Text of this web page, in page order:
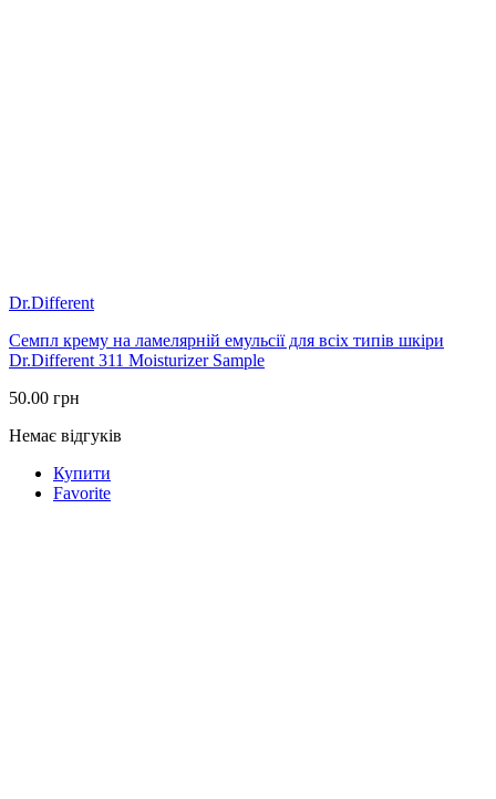
Dr.Different
Семпл крему на ламелярній емульсії для всіх типів шкіри
Dr.Different 311 Moisturizer Sample
50.00 грн
Немає відгуків
Купити
Favorite